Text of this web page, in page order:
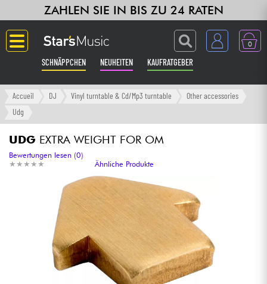
ZAHLEN SIE IN BIS ZU 24 RATEN
0
SCHNÄPPCHEN NEUHEITEN KAUFRATGEBER
Langue
Verstärker & Effekte
Klaviere & Piano
Synths & samplers
Studio
Accueil DJ Vinyl turntable & Cd/Mp3 turntable
Other accessories
Udg
UDG EXTRA WEIGHT FOR OM
★ ★ ★ ★ ★
★ ★ ★ ★ ★
Bewertungen lesen (0)
Ähnliche Produkte